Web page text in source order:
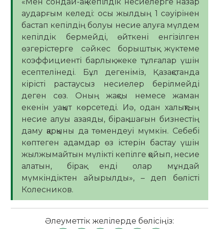
аударғым келеді: осы жылдың 1 сәуірінен
бастап кепілдің болуы несие алуға мүлдем
кепілдік бермейді, өйткені енгізілген
өзгерістерге сәйкес борыштық жүктеме
коэффициенті барлық жеке тұлғалар үшін
есептелінеді. Бұл дегеніміз, Қазақстанда
кірісті растаусыз несиелер берілмейді
деген сөз. Оның жақсы немесе жаман
екенін уақыт көрсетеді. Иә, одан халықтың
несие алуы азаяды, бірақ шағын бизнестің
даму қарқыны да төмендеуі мүмкін. Себебі
көптеген адамдар өз істерін бастау үшін
жылжымайтын мүлікті кепілге қойып, несие
алатын, бірақ енді олар мұндай
мүмкіндіктен айырылды», – деп бөлісті
Колесников.
Әлеуметтік желілерде бөлісіңіз: